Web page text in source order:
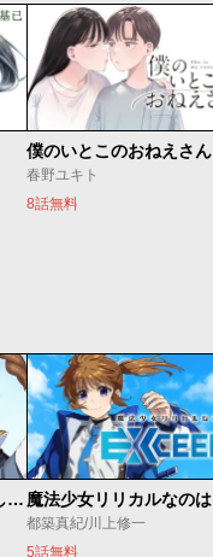
僕のいとこのおねえさん
春野ユキト
8話無料
世界最強の魔女、始めました ～私だけ『攻略サイト』を見れる世界で自由に生きます～
都築真紀/川上修一
5話無料